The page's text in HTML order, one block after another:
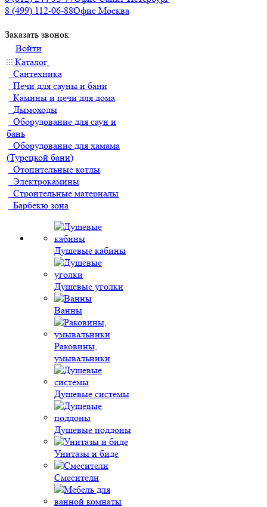
8 (499) 112-06-88Офис Москва
Заказать звонок
Войти
Каталог
Сантехника
Печи для сауны и бани
Камины и печи для дома
Дымоходы
Оборудование для саун и
бань
Оборудование для хамама
(Турецкой бани)
Отопительные котлы
Электрокамины
Строительные материалы
Барбекю зона
Душевые кабины
Душевые уголки
Ванны
Раковины,
умывальники
Душевые системы
Душевые поддоны
Унитазы и биде
Смесители